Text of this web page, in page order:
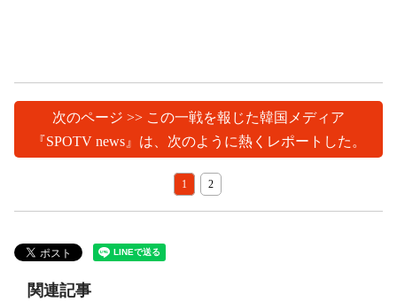
次のページ >> この一戦を報じた韓国メディア
『SPOTV news』は、次のように熱くレポートした。
1 2
関連記事